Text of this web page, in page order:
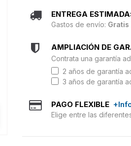
ENTREGA
Gastos de envío: Gratis
AMPLIACIÓN DE
Contrata una garantía
2 años de garantía
3 años de garantía
PAGO FLEXIBLE
Elige entre las